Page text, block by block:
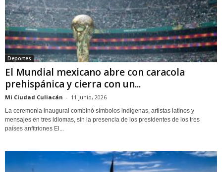
Deportes
El Mundial mexicano abre con caracola
prehispánica y cierra con un...
Mi Ciudad Culiacán - 11 junio, 2026
La ceremonia inaugural combinó símbolos indígenas, artistas latinos y
mensajes en tres idiomas, sin la presencia de los presidentes de los tres
países anfitriones El...